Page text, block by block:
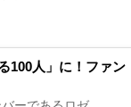
100人」に！ファン